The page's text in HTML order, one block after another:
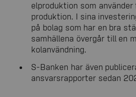
elproduktion som
produktion. I sina
på bolag som har en bra
samhällena övergår till en
kolanvändning.
S-Banken har även
ansvarsrapporter sedan